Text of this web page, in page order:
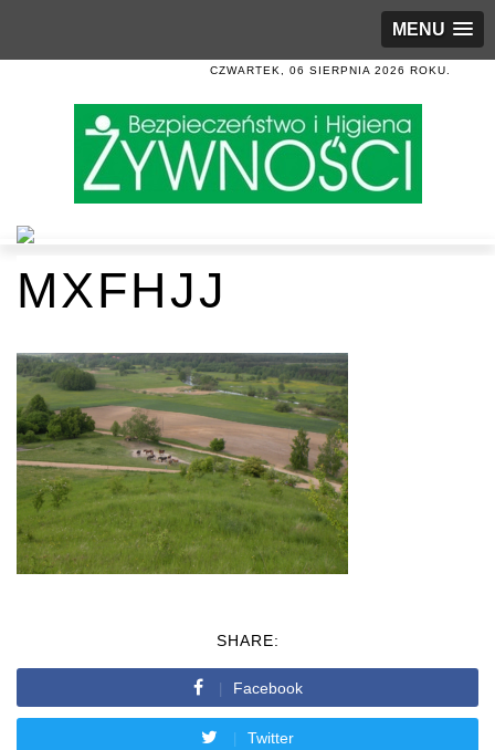
MENU
CZWARTEK, 06 SIERPNIA 2026 ROKU.
MXFHJJ
SHARE:
Facebook
Twitter